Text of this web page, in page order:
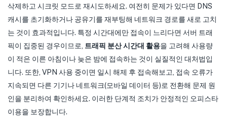
삭제하고 시크릿 모드로 재시도하세요. 여전히 문제가 있다면 DNS
캐시를 초기화하거나 공유기를 재부팅해 네트워크 경로를 새로 고치
는 것이 효과적입니다. 특정 시간대에만 접속이 느리다면 서버 트래
픽이 집중된 경우이므로, 트래픽 분산 시간대 활용을 고려해 사용량
이 적은 이른 아침이나 늦은 밤에 접속하는 것이 실질적인 대처법입
니다. 또한, VPN 사용 중이면 일시 해제 후 접속해보고, 접속 오류가
지속되면 다른 기기나 네트워크(모바일 데이터 등)로 전환해 문제 원
인을 분리하여 확인하세요. 이러한 단계적 조치가 안정적인 오피스타
이용을 보장합니다.